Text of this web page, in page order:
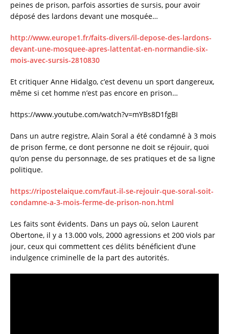
peines de prison, parfois assorties de sursis, pour avoir
déposé des lardons devant une mosquée…
http://www.europe1.fr/faits-divers/il-depose-des-lardons-
devant-une-mosquee-apres-lattentat-en-normandie-six-
mois-avec-sursis-2810830
Et critiquer Anne Hidalgo, c’est devenu un sport dangereux,
même si cet homme n’est pas encore en prison…
https://www.youtube.com/watch?v=mYBs8D1fgBI
Dans un autre registre, Alain Soral a été condamné à 3 mois
de prison ferme, ce dont personne ne doit se réjouir, quoi
qu’on pense du personnage, de ses pratiques et de sa ligne
politique.
https://ripostelaique.com/faut-il-se-rejouir-que-soral-soit-
condamne-a-3-mois-ferme-de-prison-non.html
Les faits sont évidents. Dans un pays où, selon Laurent
Obertone, il y a 13.000 vols, 2000 agressions et 200 viols par
jour, ceux qui commettent ces délits bénéficient d’une
indulgence criminelle de la part des autorités.